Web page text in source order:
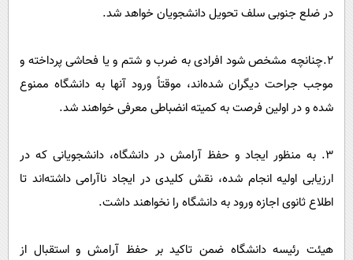
در ضلع جنوبی سلف تحویل دانشجویان خواهد شد.
۲.چنانچه مشخص شود افرادی به ضرب و شتم و یا فحاشی پرداخته و
موجب جراحت دیگران شده‌اند، موقتاً ورود آنها به دانشگاه ممنوع
شده و در اولین فرصت به کمیته انضباطی معرفی خواهند شد.
۳. به منظور ایجاد و حفظ آرامش در دانشگاه، دانشجویانی که در
ارزیابی اولیه انجام شده، نقش کلیدی در ایجاد ناآرامی داشته‌اند تا
اطلاع ثانوی اجازه ورود به دانشگاه را نخواهند داشت.
هیئت رئیسه دانشگاه ضمن تاکید بر حفظ آرامش و استقبال از